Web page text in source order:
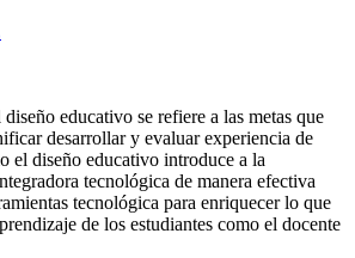
educativo se refiere a las metas que
desarrollar y evaluar experiencia de
el diseño educativo introduce a la
tecnológica de manera efectiva
tecnológica para enriquecer lo que
de los estudiantes como el docente